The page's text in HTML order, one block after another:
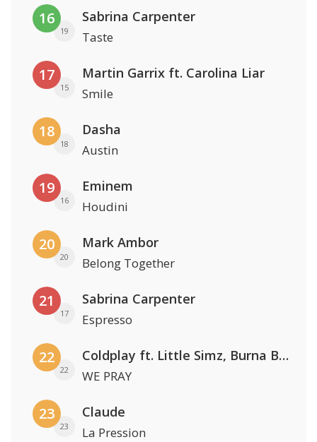
16
19
Sabrina Carpenter
Taste
17
15
Martin Garrix ft. Carolina Liar
Smile
18
18
Dasha
Austin
19
16
Eminem
Houdini
20
20
Mark Ambor
Belong Together
21
17
Sabrina Carpenter
Espresso
22
22
Coldplay ft. Little Simz, Burna Boy, Elyanna & Tini
WE PRAY
23
23
Claude
La Pression